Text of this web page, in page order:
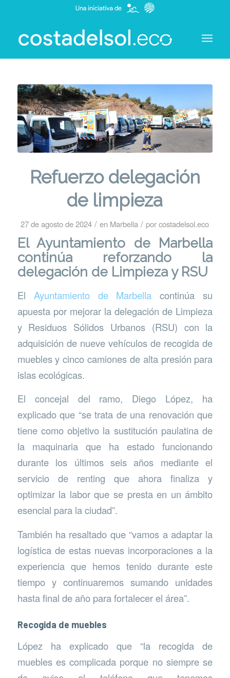
Refuerzo delegación
de limpieza
27 de agosto de 2024 / en Marbella / porcostadelsol.eco
El Ayuntamiento de Marbella
continúa reforzando la
delegación de Limpieza y RSU
El Ayuntamiento de Marbella continúa su
apuesta por mejorar la delegación de Limpieza
y Residuos Sólidos Urbanos (RSU) con la
adquisición de nueve vehículos de recogida de
muebles y cinco camiones de alta presión para
islas ecológicas.
El concejal del ramo, Diego López, ha
explicado que “se trata de una renovación que
tiene como objetivo la sustitución paulatina de
la maquinaria que ha estado funcionando
durante los últimos seis años mediante el
servicio de renting que ahora finaliza y
optimizar la labor que se presta en un ámbito
esencial para la ciudad”.
También ha resaltado que “vamos a adaptar la
logística de estas nuevas incorporaciones a la
experiencia que hemos tenido durante este
tiempo y continuaremos sumando unidades
hasta final de año para fortalecer el área”.
Recogida de muebles
López ha explicado que “la recogida de
muebles es complicada porque no siempre se